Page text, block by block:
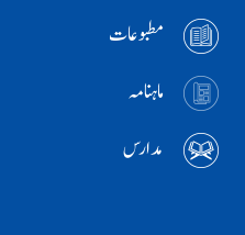
مطبوعات
ماہنامہ
مدارس